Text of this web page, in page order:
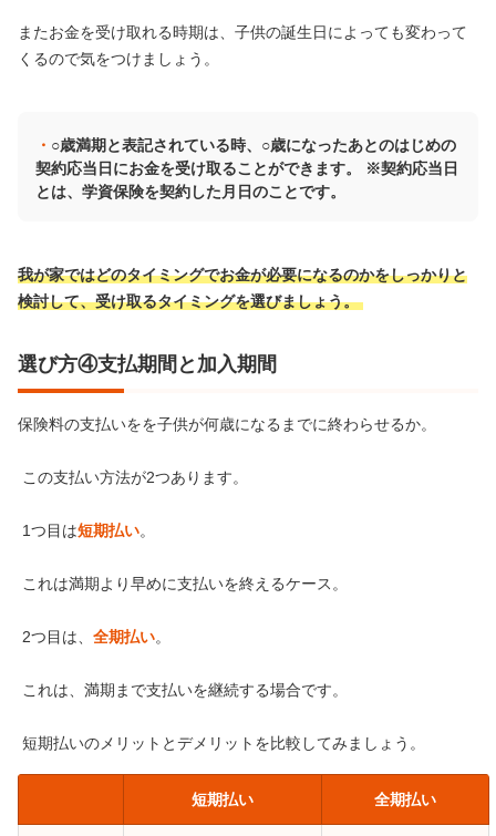
またお金を受け取れる時期は、子供の誕生日によっても変わって
くるので気をつけましょう。
○歳満期と表記されている時、○歳になったあとのはじめの
契約応当日にお金を受け取ることができます。 ※契約応当日
とは、学資保険を契約した月日のことです。
我が家ではどのタイミングでお金が必要になるのかをしっかりと
検討して、受け取るタイミングを選びましょう。
選び方④支払期間と加入期間
保険料の支払いをを子供が何歳になるまでに終わらせるか。
この支払い方法が2つあります。
1つ目は短期払い。
これは満期より早めに支払いを終えるケース。
2つ目は、 全期払い。
これは、満期まで支払いを継続する場合です。
短期払いのメリットとデメリットを比較してみましょう。
短期払い 全期払い